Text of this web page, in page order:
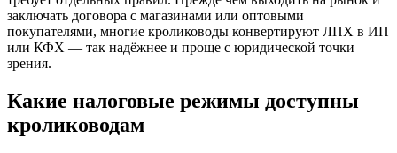
заключать договора с магазинами или оптовыми
покупателями, многие кролиководы конвертируют ЛПХ в ИП
или КФХ — так надёжнее и проще с юридической точки
зрения.
Какие налоговые режимы доступны
кролиководам